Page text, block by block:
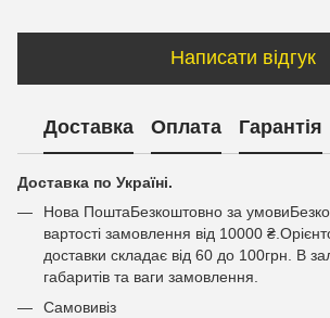
Написати відгук
Доставка Оплата Гарантія
Доставка по Україні.
Нова ПоштаБезкоштовно за
вартості замовлення від 10000
доставки складає від 60 до 100грн. В
габаритів та ваги замовлення.
Самовивіз